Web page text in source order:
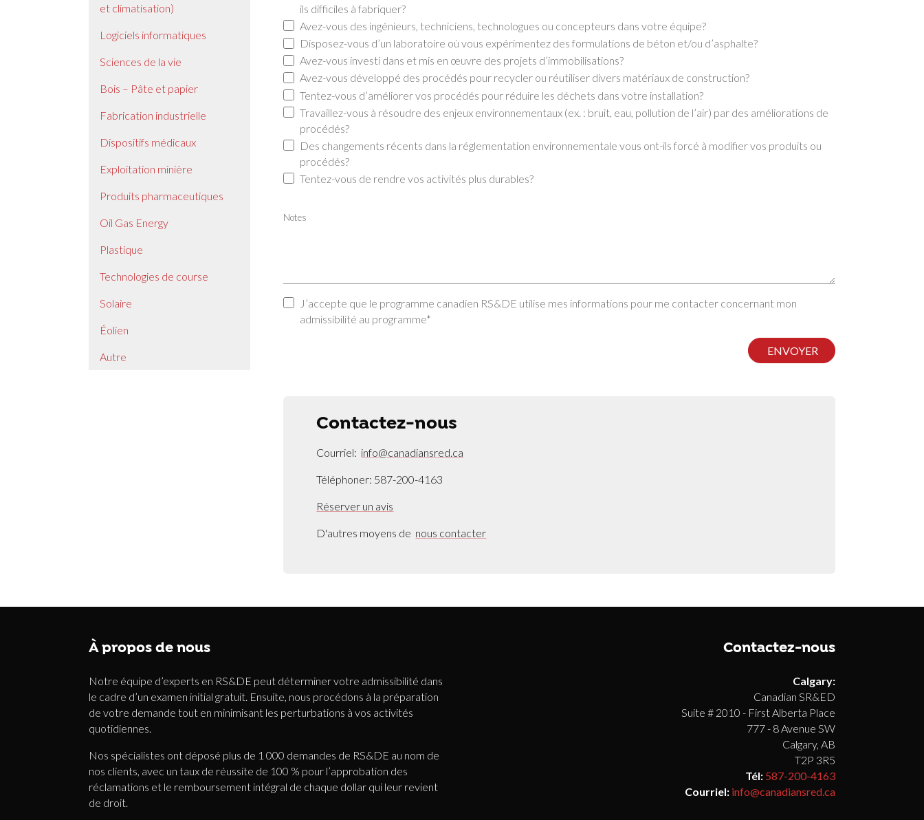
et climatisation)
Logiciels informatiques
Sciences de la vie
Bois – Pâte et papier
Fabrication industrielle
Dispositifs médicaux
Exploitation minière
Produits pharmaceutiques
Oil Gas Energy
Plastique
Technologies de course
Solaire
Éolien
Autre
ils difficiles à fabriquer?
Avez-vous des ingénieurs, techniciens, technologues ou concepteurs dans votre équipe?
Disposez-vous d’un laboratoire où vous expérimentez des formulations de béton et/ou d’asphalte?
Avez-vous investi dans et mis en œuvre des projets d’immobilisations?
Avez-vous développé des procédés pour recycler ou réutiliser divers matériaux de construction?
Tentez-vous d’améliorer vos procédés pour réduire les déchets dans votre installation?
Travaillez-vous à résoudre des enjeux environnementaux (ex. : bruit, eau, pollution de l’air) par des améliorations de
procédés?
Des changements récents dans la réglementation environnementale vous ont-ils forcé à modifier vos produits ou
procédés?
Tentez-vous de rendre vos activités plus durables?
Notes
J’accepte que le programme canadien RS&DE utilise mes informations pour me contacter concernant mon
admissibilité au programme*
ENVOYER
Contactez-nous
Courriel: info@canadiansred.ca
Téléphoner: 587-200-4163
Réserver un avis
D'autres moyens de nous contacter
À propos de nous
Notre équipe d’experts en RS&DE peut déterminer votre admissibilité dans
le cadre d’un examen initial gratuit. Ensuite, nous procédons à la préparation
de votre demande tout en minimisant les perturbations à vos activités
quotidiennes.
Nos spécialistes ont déposé plus de 1 000 demandes de RS&DE au nom de
nos clients, avec un taux de réussite de 100 % pour l’approbation des
réclamations et le remboursement intégral de chaque dollar qui leur revient
de droit.
Contactez-nous
Calgary:
Canadian SR&ED
Suite # 2010 - First Alberta Place
777 - 8 Avenue SW
Calgary, AB
T2P 3R5
Tél: 587-200-4163
Courriel: info@canadiansred.ca